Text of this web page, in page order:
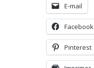
E-mail
Facebook
Pinterest